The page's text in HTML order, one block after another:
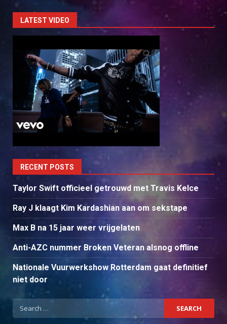
LATEST VIDEO
RECENT POSTS
Taylor Swift officieel getrouwd met Travis Kelce
Ray J klaagt Kim Kardashian aan om sekstape
Max B na 15 jaar weer vrijgelaten
Anti-AZC nummer Broken Veteran alsnog offline
Nationale Vuurwerkshow Rotterdam gaat definitief
niet door
Search
for: